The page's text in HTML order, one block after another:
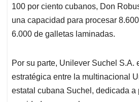
100 por ciento cubanos, Don
una capacidad para procesar
6.000 de galletas laminadas.
Por su parte, Unilever Suchel S.A.
estratégica entre la multinacional
estatal cubana Suchel, dedicada